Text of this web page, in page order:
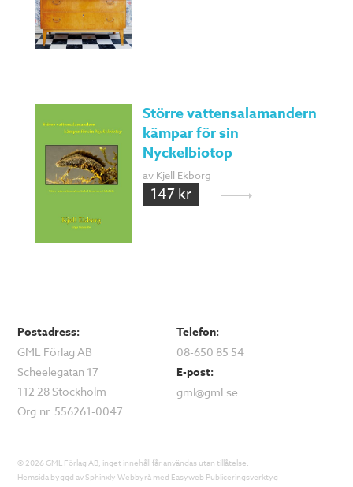
Större vattensalamandern
kämpar för sin
Nyckelbiotop
av Kjell Ekborg
147 kr
Postadress:
GML Förlag AB
Scheelegatan 17
112 28 Stockholm
Org.nr. 556261-0047
Telefon:
08-650 85 54
E-post:
gml@gml.se
© 2026 GML Förlag AB, inget innehåll får användas utan tillåtelse.
Hemsida byggd av Sphinxly Webbyrå med Easyweb Publiceringsverktyg